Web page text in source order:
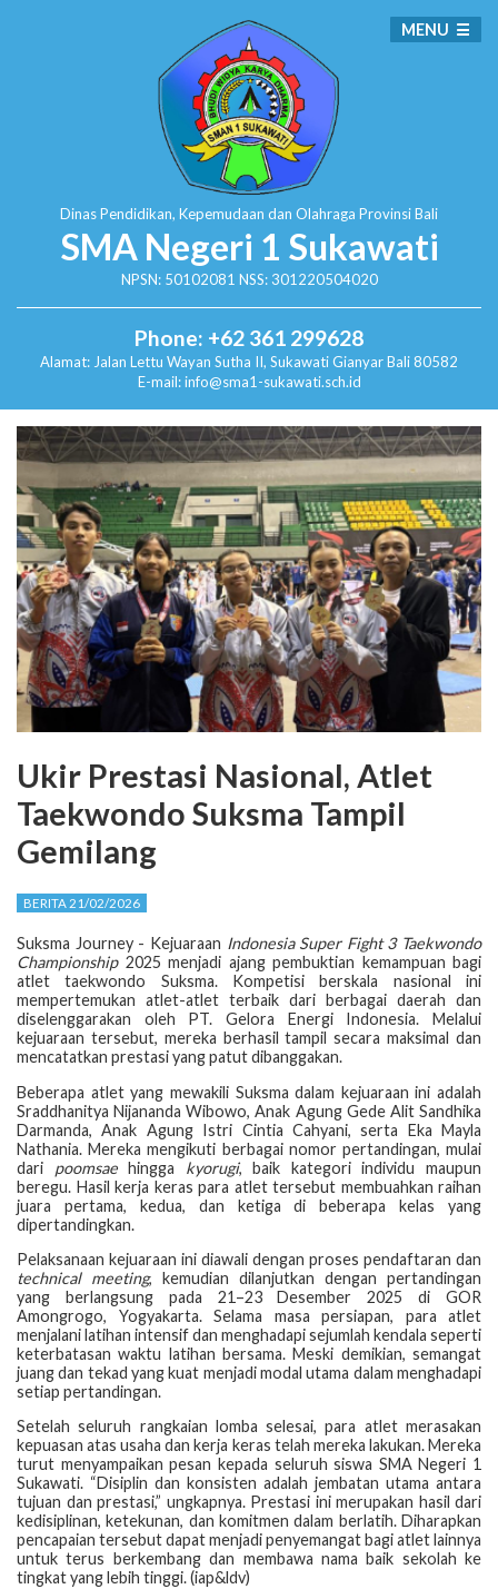
Dinas Pendidikan, Kepemudaan dan Olahraga Provinsi Bali
SMA Negeri 1 Sukawati
NPSN: 50102081 NSS: 301220504020
Phone: +62 361 299628
Alamat: Jalan Lettu Wayan Sutha II, SukawatiGianyar Bali 80582
E-mail: info@sma1-sukawati.sch.id
MENU
Ukir Prestasi Nasional, Atlet
Taekwondo Suksma Tampil
Gemilang
BERITA 21/02/2026
Suksma Journey - Kejuaraan Indonesia Super Fight 3 Taekwondo
Championship 2025 menjadi ajang pembuktian kemampuan bagi
atlet taekwondo Suksma. Kompetisi berskala nasional ini
mempertemukan atlet-atlet terbaik dari berbagai daerah dan
diselenggarakan oleh PT. Gelora Energi Indonesia. Melalui
kejuaraan tersebut, mereka berhasil tampil secara maksimal dan
mencatatkan prestasi yang patut dibanggakan.
Beberapa atlet yang mewakili Suksma dalam kejuaraan ini adalah
Sraddhanitya Nijananda Wibowo, Anak Agung Gede Alit Sandhika
Darmanda, Anak Agung Istri Cintia Cahyani, serta Eka Mayla
Nathania. Mereka mengikuti berbagai nomor pertandingan, mulai
dari poomsaehingga kyorugi, baik kategori individu maupun
beregu. Hasil kerja keras para atlet tersebut membuahkan raihan
juara pertama, kedua, dan ketiga di beberapa kelas yang
dipertandingkan.
Pelaksanaan kejuaraan ini diawali dengan proses pendaftaran dan
technical meeting, kemudian dilanjutkan dengan pertandingan
yang berlangsung pada 21–23 Desember 2025 di GOR
Amongrogo, Yogyakarta. Selama masa persiapan, para atlet
menjalani latihan intensif dan menghadapi sejumlah kendala seperti
keterbatasan waktu latihan bersama. Meski demikian, semangat
juang dan tekad yang kuat menjadi modal utama dalam menghadapi
setiap pertandingan.
Setelah seluruh rangkaian lomba selesai, para atlet merasakan
kepuasan atas usaha dan kerja keras telah mereka lakukan. Mereka
turut menyampaikan pesan kepada seluruh siswa SMA Negeri 1
Sukawati. “Disiplin dan konsisten adalah jembatan utama antara
tujuan dan prestasi,” ungkapnya. Prestasi ini merupakan hasil dari
kedisiplinan, ketekunan, dan komitmen dalam berlatih. Diharapkan
pencapaian tersebut dapat menjadi penyemangat bagi atlet lainnya
untuk terus berkembang dan membawa nama baik sekolah ke
tingkat yang lebih tinggi. (iap&ldv)